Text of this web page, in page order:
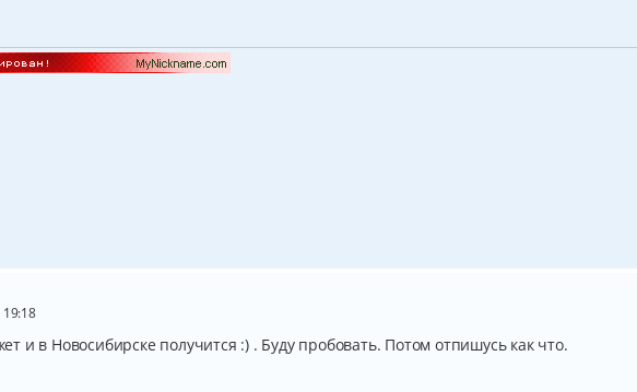
и в Новосибирске получится :) . Буду пробовать. Потом отпишусь как что.